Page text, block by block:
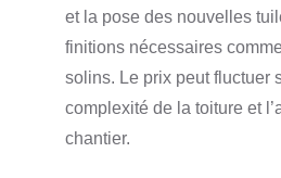
et la pose des nouvelles
finitions nécessaires
solins. Le prix peut fluctuer
complexité de la toiture et
chantier.